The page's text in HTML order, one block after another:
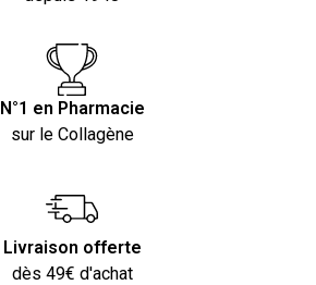
N°1 en Pharmacie
sur le Collagène
Livraison offerte
dès 49€ d'achat